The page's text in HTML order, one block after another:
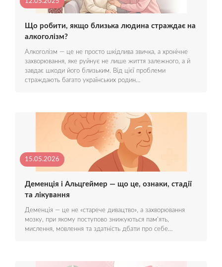
Що робити, якщо близька людина страждає на
алкоголізм?
Алкоголізм — це не просто шкідлива звичка, а хронічне
захворювання, яке руйнує не лише життя залежного, а й
завдає шкоди його близьким. Від цієї проблеми
страждають багато українських родин…
15.05.2026
Деменція і Альцгеймер — що це, ознаки, стадії
та лікування
Деменція — це не «старече дивацтво», а захворювання
мозку, при якому поступово знижуються пам'ять,
мислення, мовлення та здатність дбати про себе…